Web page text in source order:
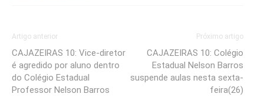
Artigo anterior
CAJAZEIRAS 10: Vice-diretor
é agredido por aluno dentro
do Colégio Estadual
Professor Nelson Barros
Próximo artigo
CAJAZEIRAS 10: Colégio
Estadual Nelson Barros
suspende aulas nesta sexta-
feira(26)